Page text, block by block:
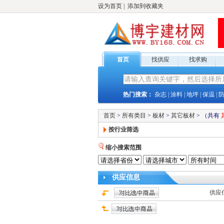
设为首页 添加到收藏夹
首页 找供应 找求购
热门搜索： 杂志 涂料 地坪 保温
首页 > 所有类目 > 板材 > 其它板材 > （共有
按行业筛选
缩小搜索范围
供应信息
供应